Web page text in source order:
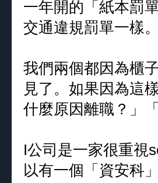
一年開的「紙本罰
交通違規罰單一樣。
我們兩個都因為櫃
見了。如果因為這
什麼原因離職？」
I公司是一家很重視
以有一個「資安科